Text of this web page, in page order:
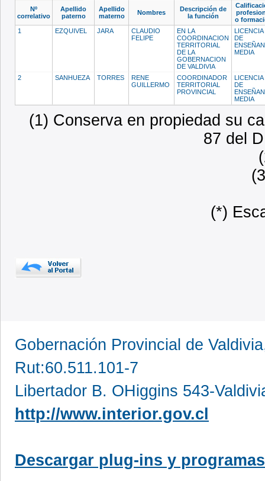
Nº
correlativo
Apellido
paterno
Apellido
materno
Nombres
Descripción de
la función
o
1
EZQUIVEL JARA
CLAUDIO
FELIPE
EN LA
COORDINACION
TERRITORIAL
DE LA
GOBERNACION
DE VALDIVIA
LICENCIA
DE
MEDIA
2 SANHUEZA TORRES
RENE
GUILLERMO
COORDINADOR
TERRITORIAL
PROVINCIAL
LICENCIA
DE
MEDIA
(1) Conserva en propiedad su
87 del
(*)
Gobernación Provincial de
Rut:60.511.101-7
Libertador B. OHiggins 543-
http://www.interior.gov.cl
Descargar plug-ins y